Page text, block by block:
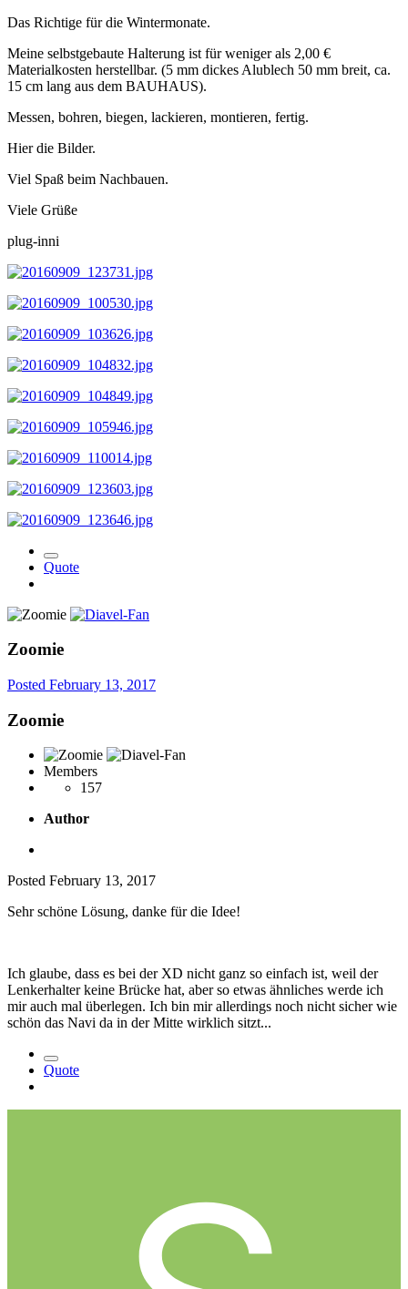
Das Richtige für die Wintermonate.
Meine selbstgebaute Halterung ist für weniger als 2,00 €
Materialkosten herstellbar. (5 mm dickes Alublech 50 mm breit, ca.
15 cm lang aus dem BAUHAUS).
Messen, bohren, biegen, lackieren, montieren, fertig.
Hier die Bilder.
Viel Spaß beim Nachbauen.
Viele Grüße
plug-inni
Quote
Zoomie
Posted February 13, 2017
Zoomie
Members
157
Author
Posted February 13, 2017
Sehr schöne Lösung, danke für die Idee!
Ich glaube, dass es bei der XD nicht ganz so einfach ist, weil der
Lenkerhalter keine Brücke hat, aber so etwas ähnliches werde ich
mir auch mal überlegen. Ich bin mir allerdings noch nicht sicher wie
schön das Navi da in der Mitte wirklich sitzt...
Quote